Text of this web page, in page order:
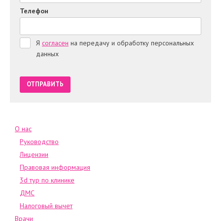
О нас
Руководство
Лицензии
Правовая информация
3d тур по клинике
ДМС
Налоговый вычет
Врачи
Телефон
Я согласен на передачу и обработку персональных
данных